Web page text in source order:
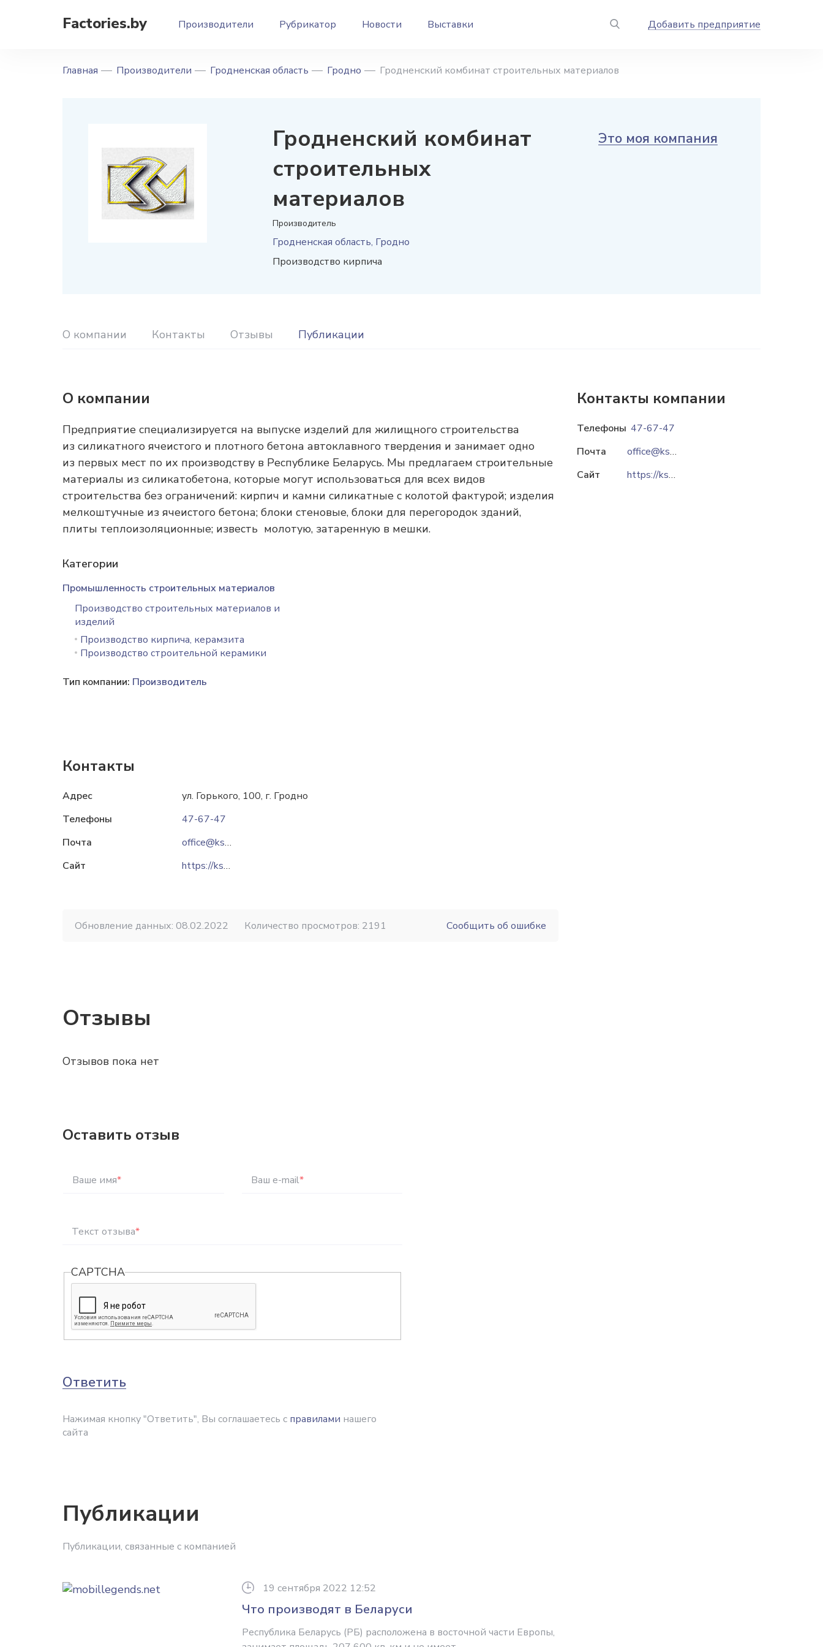
Factories.by Производители Рубрикатор Новости Выставки Добавить предприятие
Главная Производители Гродненская область Гродно Гродненский комбинат строительных материалов
Гродненский комбинат
строительных
материалов
Производитель
Гродненская область, Гродно
Производство кирпича
Это моя компания
О компании Контакты Отзывы Публикации
О компании
Предприятие специализируется на выпуске изделий для жилищного строительства
из силикатного ячеистого и плотного бетона автоклавного твердения и занимает одно
из первых мест по их производству в Республике Беларусь. Мы предлагаем строительные
материалы из силикатобетона, которые могут использоваться для всех видов
строительства без ограничений: кирпич и камни силикатные с колотой фактурой; изделия
мелкоштучные из ячеистого бетона; блоки стеновые, блоки для перегородок зданий,
плиты теплоизоляционные; известь молотую, затаренную в мешки.
Категории
Промышленность строительных материалов
Производство строительных материалов и
изделий
Производство кирпича, керамзита
Производство строительной керамики
Тип компании: Производитель
Контакты
Адрес
ул. Горького, 100, г. Гродно
Телефоны
47-67-47
Почта
office@ksm.grodno.by
Сайт
https://ksm-grodno.by
Обновление данных: 08.02.2022 Количество просмотров: 2191 Сообщить об ошибке
Отзывы
Отзывов пока нет
Оставить отзыв
Ваше имя* Ваш e-mail*
Текст отзыва*
CAPTCHA
Ответить
Нажимая кнопку "Ответить", Вы соглашаетесь с правилами нашего
сайта
Публикации
Публикации, связанные с компанией
19 сентября 2022 12:52
Что производят в Беларуси
Республика Беларусь (РБ) расположена в восточной части Европы,
Контакты компании
Телефоны 47-67-47
Почта
office@ksm.grodno.by
Сайт
https://ksm-grodno.by